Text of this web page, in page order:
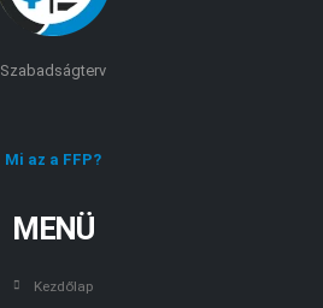
Szabadságterv
Mi az a FFP?
MENÜ
Kezdőlap